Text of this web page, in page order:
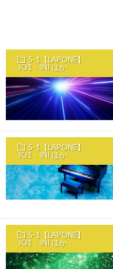
5-1【LAPONE】
JO1・INI ほか
5-1【LAPONE】
JO1・INI ほか
5-1【LAPONE】
JO1・INI ほか